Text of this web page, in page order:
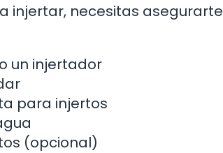
injertar, necesitas
un injertador
para injertos
(opcional)